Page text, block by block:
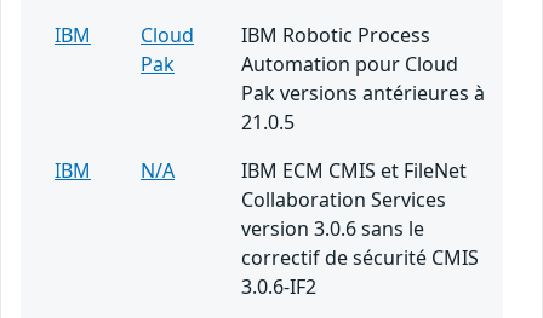
IBM
Cloud
Pak
IBM Robotic Process
Automation pour Cloud
Pak versions antérieures à
21.0.5
IBM
N/A
IBM ECM CMIS et FileNet
Collaboration Services
version 3.0.6 sans le
correctif de sécurité CMIS
3.0.6-IF2